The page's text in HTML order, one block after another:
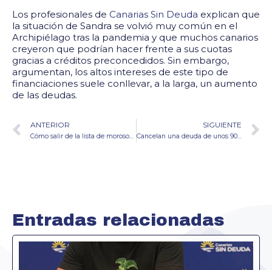
Los profesionales de Canarias Sin Deuda explican que
la situación de Sandra se volvió muy común en el
Archipiélago tras la pandemia y que muchos canarios
creyeron que podrían hacer frente a sus cuotas
gracias a créditos preconcedidos. Sin embargo,
argumentan, los altos intereses de este tipo de
financiaciones suele conllevar, a la larga, un aumento
de las deudas.
ANTERIOR
Cómo salir de la lista de morosos: pasos para recuperar tu buen nombre
SIGUIENTE
Cancelan una deuda de unos 90.000 euros a una canaria tras un ERTE
Entradas relacionadas